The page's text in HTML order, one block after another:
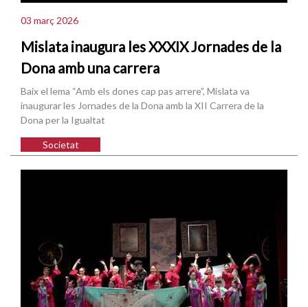
03 març 2026
Mislata inaugura les XXXIX Jornades de la
Dona amb una carrera
Baix el lema “Amb els dones cap pas arrere”, Mislata va
inaugurar les Jornades de la Dona amb la XII Carrera de la
Dona per la Igualtat
Societat